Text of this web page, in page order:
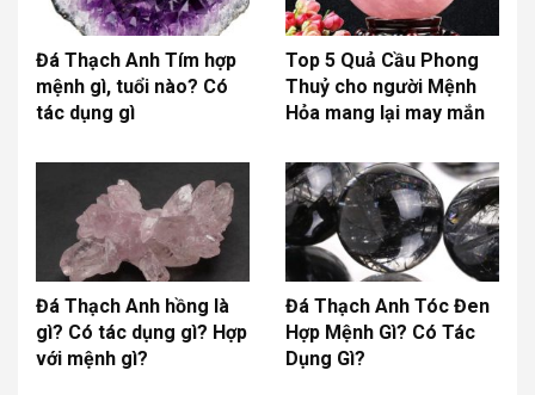
Đá Thạch Anh Tím hợp
mệnh gì, tuổi nào? Có
tác dụng gì
Top 5 Quả Cầu Phong
Thuỷ cho người Mệnh
Hỏa mang lại may mắn
Đá Thạch Anh hồng là
gì? Có tác dụng gì? Hợp
với mệnh gì?
Đá Thạch Anh Tóc Đen
Hợp Mệnh Gì? Có Tác
Dụng Gì?